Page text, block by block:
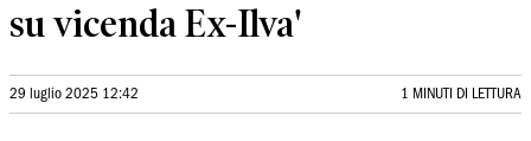
su vicenda Ex-Ilva'
29 luglio 2025 12:42 1 MINUTI DI LETTURA